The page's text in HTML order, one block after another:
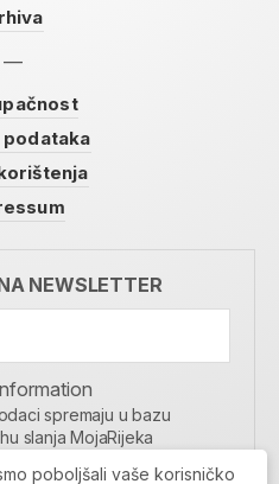
NEWSLETTER
spremaju u bazu
slanja MojaRijeka
poboljšali vaše korisničko